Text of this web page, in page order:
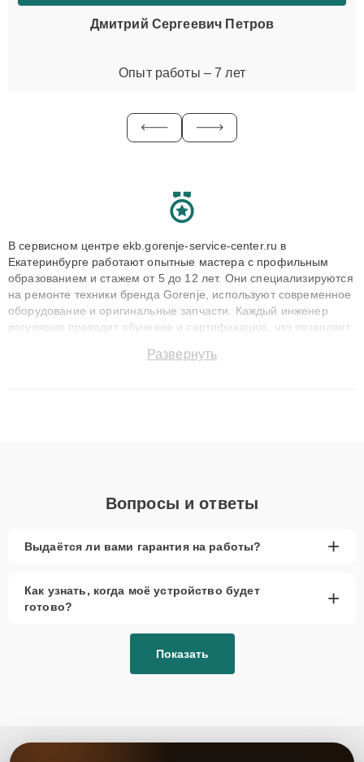
Дмитрий Сергеевич Петров
Опыт работы – 7 лет
В сервисном центре ekb.gorenje-service-center.ru в
Екатеринбурге работают опытные мастера с профильным
образованием и стажем от 5 до 12 лет. Они специализируются
на ремонте техники бренда Gorenje, используют современное
оборудование и оригинальные запчасти. Каждый инженер
регулярно проходит обучение и сертификацию, что позволяет
технику с сохранением гарантии до 3 лет. Наши мастера
Развернуть
Вопросы и ответы
Выдаётся ли вами гарантия на работы? +
Как узнать, когда моё устройство будет
готово?
+
Показать